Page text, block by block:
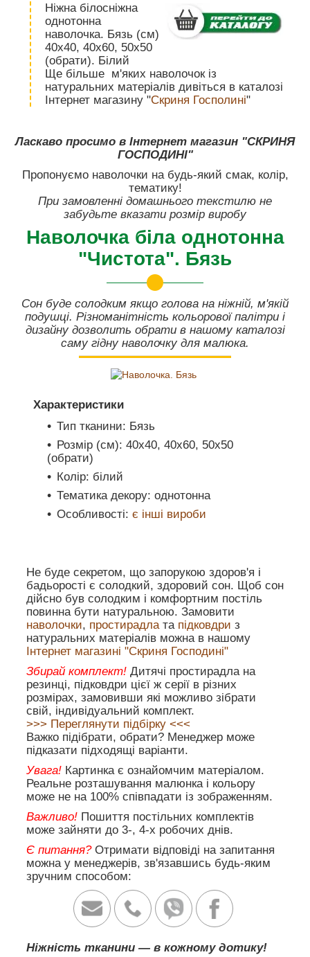
Ніжна білосніжна
однотонна
наволочка. Бязь (см)
40х40, 40x60, 50х50
(обрати). Білий
Ще більше м'яких наволочок із
натуральних матеріалів дивіться в каталозі
Інтернет магазину "Скриня Госполині"
Ласкаво просимо в Інтернет магазин "СКРИНЯ
ГОСПОДИНІ"
Пропонуємо наволочки на будь-який смак, колір,
тематику!
При замовленні домашнього текстилю не
забудьте вказати розмір виробу
Наволочка біла однотонна
"Чистота". Бязь
Сон буде солодким якщо голова на ніжній, м'якій
подушці. Різноманітність кольорової палітри і
дизайну дозволить обрати в нашому каталозі
саму гідну наволочку для малюка.
Характеристики
Тип тканини: Бязь
Розмір (см): 40х40, 40x60, 50х50
(обрати)
Колір: білий
Тематика декору: однотонна
Особливості: є інші вироби
Не буде секретом, що запорукою здоров'я і
бадьорості є солодкий, здоровий сон. Щоб сон
дійсно був солодким і комфортним постіль
повинна бути натуральною. Замовити
наволочки, простирадла та підковдри з
натуральних матеріалів можна в нашому
Інтернет магазині "Скриня Господині"
Збирай комплект! Дитячі простирадла на
резинці, підковдри цієї ж серії в різних
розмірах, замовивши які можливо зібрати
свій, індивідуальний комплект.
>>> Переглянути підбірку <<<
Важко підібрати, обрати? Менеджер може
підказати підходящі варіанти.
Увага! Картинка є ознайомчим матеріалом.
Реальне розташування малюнка і кольору
може не на 100% співпадати із зображенням.
Важливо! Пошиття постільних комплектів
може зайняти до 3-, 4-х робочих днів.
Є питання? Отримати відповіді на запитання
можна у менеджерів, зв'язавшись будь-яким
зручним способом:
Ніжність тканини — в кожному дотику!